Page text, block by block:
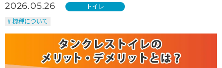
2026.05.26
トイレ
# 機種について